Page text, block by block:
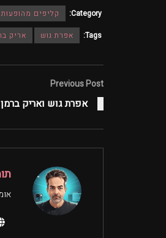
Category: קליפים מהופעות
Tags:
אפרת גוש אריק
Previous Post
אפרת גוש ואריק